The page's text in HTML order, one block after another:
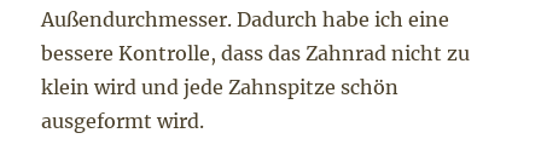
Außendurchmesser. Dadurch habe ich eine
bessere Kontrolle, dass das Zahnrad nicht zu
klein wird und jede Zahnspitze schön
ausgeformt wird.